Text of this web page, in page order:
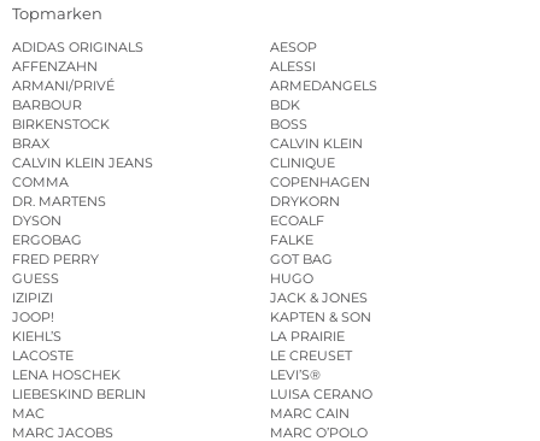
Topmarken
ADIDAS ORIGINALS
AESOP
AFFENZAHN
ALESSI
ARMANI/PRIVÉ
ARMEDANGELS
BARBOUR
BDK
BIRKENSTOCK
BOSS
BRAX
CALVIN KLEIN
CALVIN KLEIN JEANS
CLINIQUE
COMMA
COPENHAGEN
DR. MARTENS
DRYKORN
DYSON
ECOALF
ERGOBAG
FALKE
FRED PERRY
GOT BAG
GUESS
HUGO
IZIPIZI
JACK & JONES
JOOP!
KAPTEN & SON
KIEHL’S
LA PRAIRIE
LACOSTE
LE CREUSET
LENA HOSCHEK
LEVI’S®
LIEBESKIND BERLIN
LUISA CERANO
MAC
MARC CAIN
MARC JACOBS
MARC O’POLO